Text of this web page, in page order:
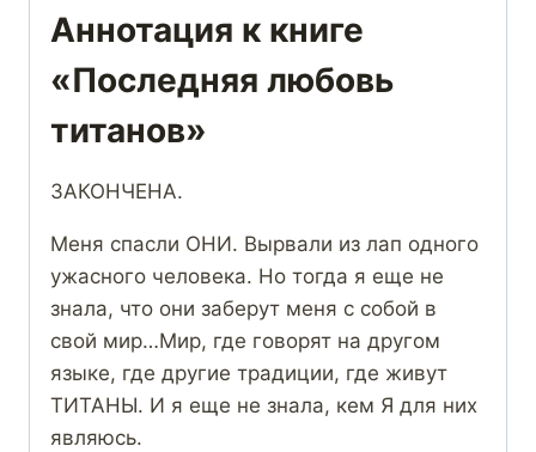
Аннотация к книге
«Последняя любовь
титанов»
ЗАКОНЧЕНА.
Меня спасли ОНИ. Вырвали из лап одного
ужасного человека. Но тогда я еще не
знала, что они заберут меня с собой в
свой мир…Мир, где говорят на другом
языке, где другие традиции, где живут
ТИТАНЫ. И я еще не знала, кем Я для них
являюсь.